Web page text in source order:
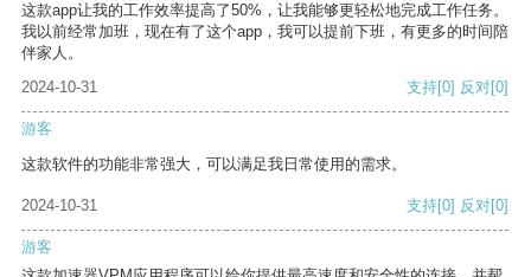
这款app让我的工作效率提高了50%，让我能够更轻松地完成工作任务。
我以前经常加班，现在有了这个app，我可以提前下班，有更多的时间陪
伴家人。
2024-10-31
支持[0] 反对[0]
游客
这款软件的功能非常强大，可以满足我日常使用的需求。
2024-10-31 支持[0] 反对[0]
游客